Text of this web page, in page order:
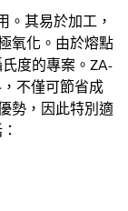
。其易於加工，
氧化。由於熔點
度的專案。ZA-
不僅可節省成
勢，因此特別適